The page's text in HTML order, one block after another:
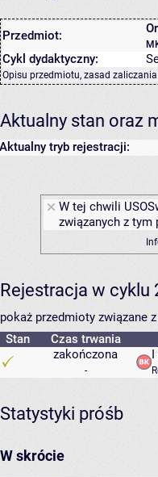
Przedmiot:
Cykl dydaktyczny:
Opisu przedmiotu, zasad
Aktualny stan oraz
Aktualny tryb rejestracji:
W tej chwili
związanych z tym
Rejestracja w cyklu
pokaż przedmioty związane
Stan
Czas trwania
zakończona
-
I
Statystyki próśb
W skrócie